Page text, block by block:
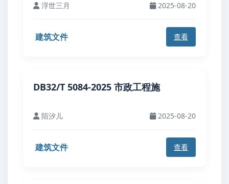
浮世三月 2025-08-20
建筑文件 查看
DB32/T 5084-2025 市政工程施
陌汐儿 2025-08-20
建筑文件 查看